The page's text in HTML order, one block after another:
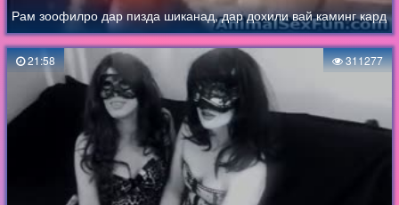
Рам зоофилро дар пизда шиканад, дар дохили вай каминг кард
21:58 311277